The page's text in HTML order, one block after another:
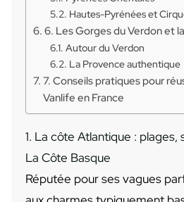
Hautes-Pyrénées et
6. Les Gorges du Verdon et
Autour du Verdon
La Provence authentique
7. Conseils pratiques pour
Vanlife en France
1. La côte Atlantique :
La Côte Basque
Réputée pour ses vagues